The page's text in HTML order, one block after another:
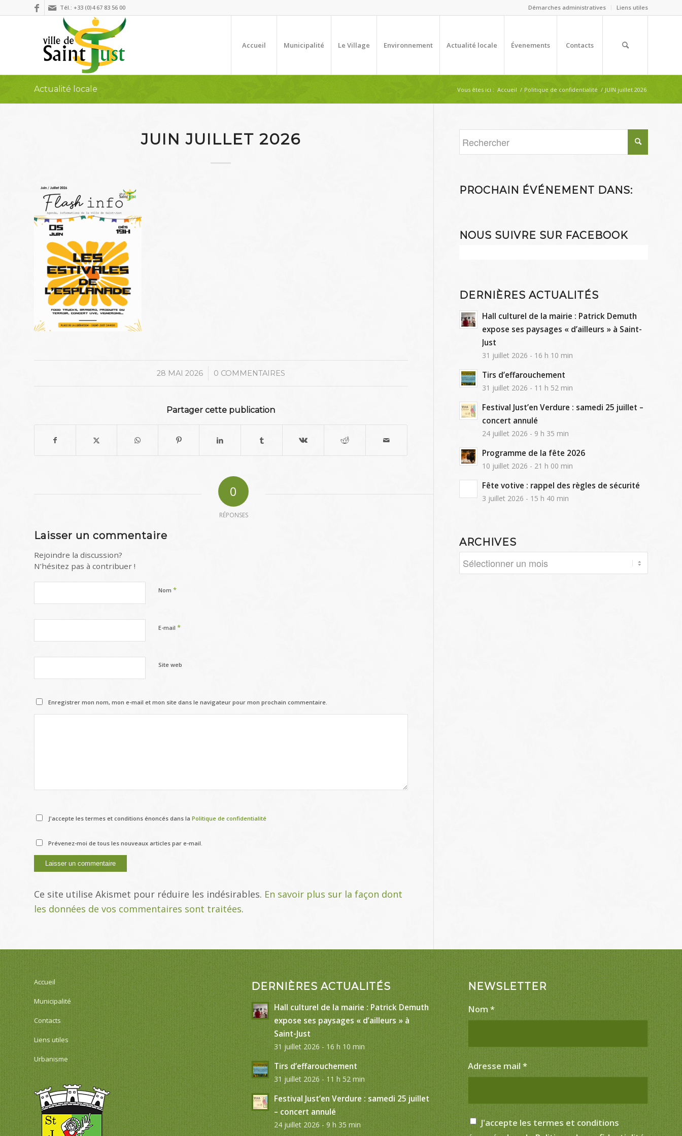
Démarches administratives Liens utiles
Tél.: +33 (0)4 67 83 56 00
Accueil Municipalité Le Village Environnement Actualité locale Évenements Contacts
Actualité locale Vous êtes ici : Accueil / Politique de confidentialité / JUIN juillet 2026
JUIN JUILLET 2026
28 MAI 2026
/ 0 COMMENTAIRES
Partager cette publication
0
RÉPONSES
Laisser un commentaire
Rejoindre la discussion?
N’hésitez pas à contribuer !
Nom *
E-mail *
Site web
Enregistrer mon nom, mon e-mail et mon site dans le navigateur pour mon prochain commentaire.
J'accepte les termes et conditions énoncés dans la Politique de confidentialité
Prévenez-moi de tous les nouveaux articles par e-mail.
Ce site utilise Akismet pour réduire les indésirables. En savoir plus sur la façon dont
les données de vos commentaires sont traitées.
PROCHAIN ÉVÉNEMENT DANS:
NOUS SUIVRE SUR FACEBOOK
DERNIÈRES ACTUALITÉS
Hall culturel de la mairie : Patrick Demuth
expose ses paysages « d’ailleurs » à Saint-
Just
31 juillet 2026 - 16 h 10 min
Tirs d’effarouchement
31 juillet 2026 - 11 h 52 min
Festival Just’en Verdure : samedi 25 juillet –
concert annulé
24 juillet 2026 - 9 h 35 min
Programme de la fête 2026
10 juillet 2026 - 21 h 00 min
Fête votive : rappel des règles de sécurité
3 juillet 2026 - 15 h 40 min
ARCHIVES
Accueil
Municipalité
Contacts
Liens utiles
Urbanisme
DERNIÈRES ACTUALITÉS
Hall culturel de la mairie : Patrick Demuth
expose ses paysages « d’ailleurs » à
Saint-Just
31 juillet 2026 - 16 h 10 min
Tirs d’effarouchement
31 juillet 2026 - 11 h 52 min
Festival Just’en Verdure : samedi 25 juillet
– concert annulé
24 juillet 2026 - 9 h 35 min
NEWSLETTER
Nom*
Adresse mail*
J'accepte les termes et conditions